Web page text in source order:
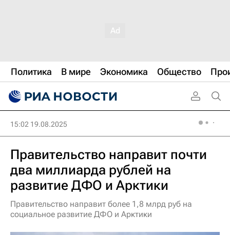
Политика В мире Экономика Общество
15:02 19.08.2025
Правительство направит почти
два миллиарда рублей на
развитие ДФО и Арктики
Правительство направит более 1,8 млрд руб на
социальное развитие ДФО и Арктики